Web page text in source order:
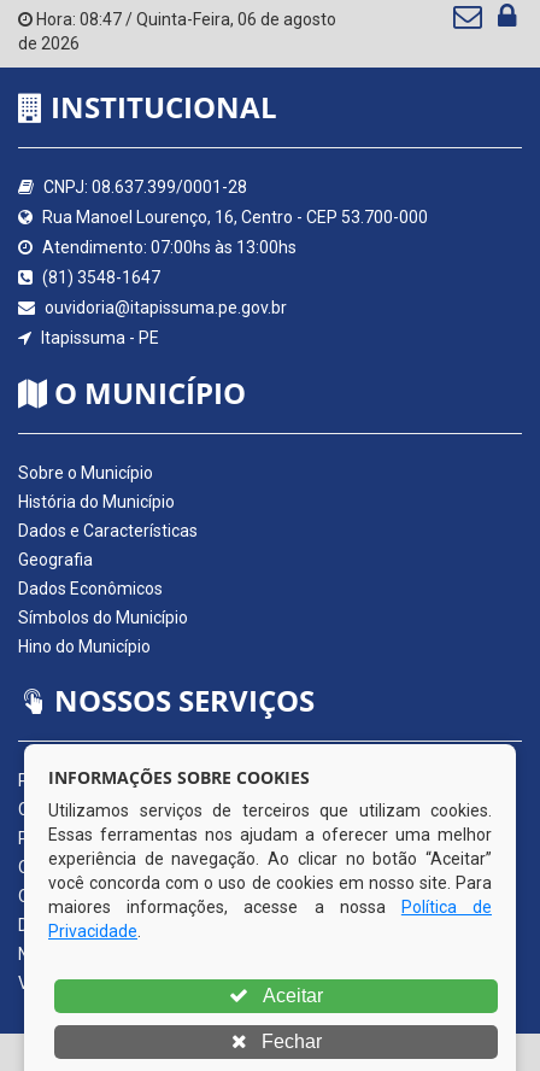
Hora: 08:47/Quinta-Feira, 06 de agosto
de 2026
INSTITUCIONAL
CNPJ: 08.637.399/0001-28
Rua Manoel Lourenço, 16, Centro - CEP 53.700-000
Atendimento: 07:00hs às 13:00hs
(81) 3548-1647
ouvidoria@itapissuma.pe.gov.br
Itapissuma - PE
O MUNICÍPIO
Sobre o Município
História do Município
Dados e Características
Geografia
Dados Econômicos
Símbolos do Município
Hino do Município
NOSSOS SERVIÇOS
Portal da Transparência
Carta de Serviços ao Usuário
Pedido de Acesso à Informação (e-SIC)
Ouvidoria Municipal
Quadro de Avisos
Diário Oficial da AMUPE
Nota Fiscal Eletrônica
Validador Nota Fiscal
© Copyright 2026 Prefeitura Municipal de Itapissuma | Todos
INFORMAÇÕES SOBRE COOKIES
Utilizamos serviços de terceiros que utilizam cookies.
Essas ferramentas nos ajudam a oferecer uma melhor
experiência de navegação. Ao clicar no botão “Aceitar”
você concorda com o uso de cookies em nosso site. Para
maiores informações, acesse a nossa
Política de
Privacidade
Aceitar
Fechar